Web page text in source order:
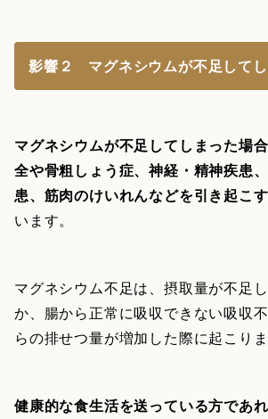
影響２ マグネシウムが不足して
マグネシウムが不足してしまった場
全や骨粗しょう症、神経・精神疾患
患、筋肉のけいれんなどを引き起こす
います。
マグネシウム不足は、摂取量が不足
か、腸から正常に吸収できない吸収
らの排せつ量が増加した際に起こりま
健康的な食生活を送っている方であ